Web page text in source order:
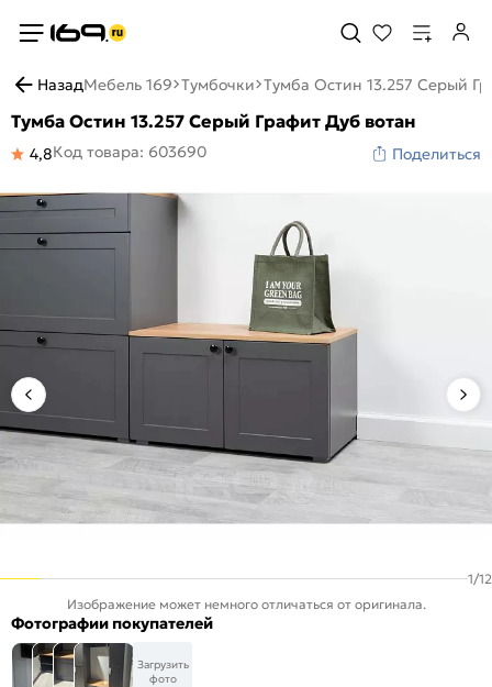
НазадМебель 169 Тумбочки Тумба Остин 13.257 Серый
Тумба Остин 13.257 Серый Графит Дуб вотан
4,8Код товара: 603690 Поделиться
1/12
Изображение может немного отличаться от оригинала.
Фотографии покупателей
Загрузить
фото